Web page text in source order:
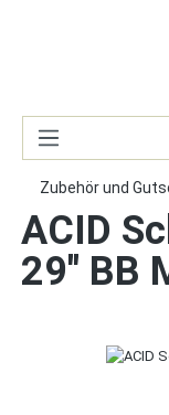
Zubehör und
ACID
29" BB